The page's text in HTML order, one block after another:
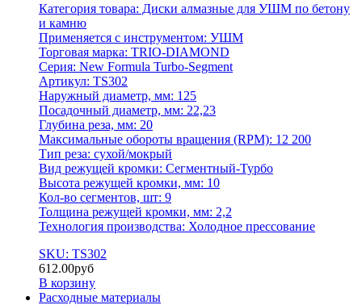
Категория товара: Диски алмазные для УШМ по бетону
и камню
Применяется с инструментом: УШМ
Торговая марка: TRIO-DIAMOND
Серия: New Formula Turbo-Segment
Артикул: TS302
Наружный диаметр, мм: 125
Посадочный диаметр, мм: 22,23
Глубина реза, мм: 20
Максимальные обороты вращения (RPM): 12 200
Тип реза: сухой/мокрый
Вид режущей кромки: Сегментный-Турбо
Высота режущей кромки, мм: 10
Кол-во сегментов, шт: 9
Толщина режущей кромки, мм: 2,2
Технология производства: Холодное прессование
SKU: TS302
612.00руб
В корзину
Расходные материалы